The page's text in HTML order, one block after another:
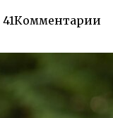
41Комментарии